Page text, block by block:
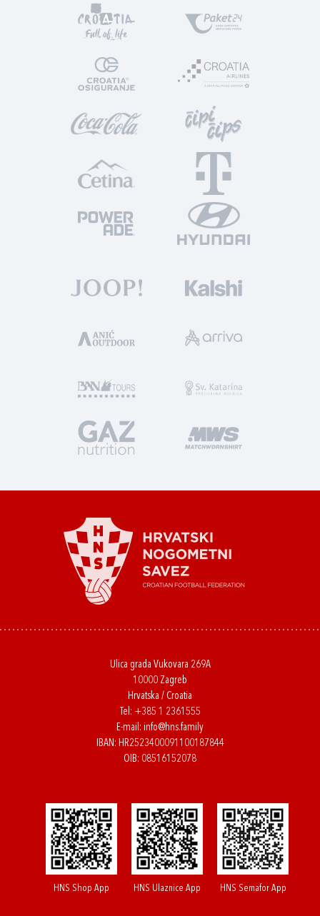
Ulica grada Vukovara 269A
10000 Zagreb
Hrvatska / Croatia
Tel: +385 1 2361555
E-mail: info@hns.family
IBAN: HR2523400091100187844
OIB: 08516152078
HNS Shop App HNS Ulaznice App HNS Semafor App